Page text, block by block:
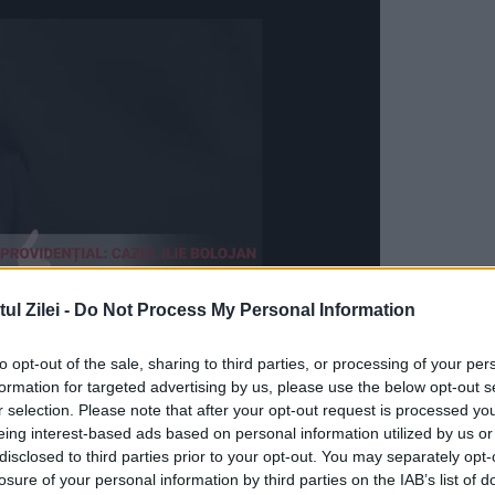
Zilei - Do Not Process My Personal Information
opt-out of the sale, sharing to third parties, or processing of your
for targeted advertising by us, please use the below opt-out
selection. Please note that after your opt-out request is processed
interest-based ads based on personal information utilized by us
to third parties prior to your opt-out. You may separately
of your personal information by third parties on the IAB’s list of
să obţină datele personale şi
comunicat.
NUMAI prin SPV